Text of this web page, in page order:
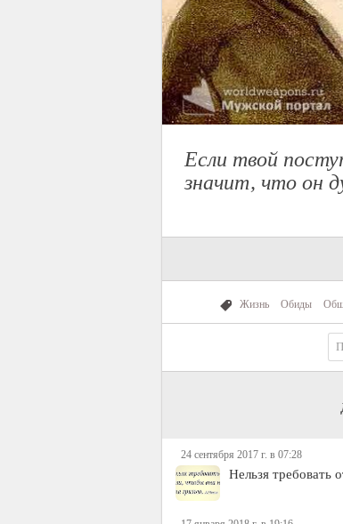
Если твой
значит, что он
Жизнь Обиды
24 сентября 2017 г. в 07:28
Нельзя требовать